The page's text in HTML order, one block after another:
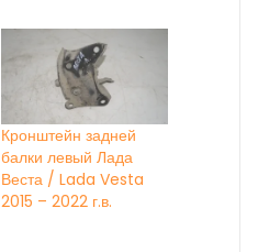
Кронштейн задней
балки левый Лада
Веста / Lada Vesta
2015 – 2022 г.в.